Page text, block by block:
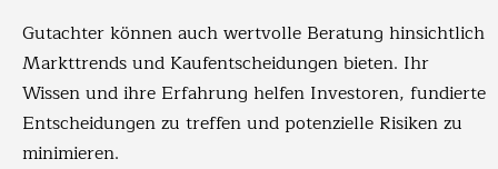
Gutachter können auch wertvolle Beratung hinsichtlich
Markttrends und Kaufentscheidungen bieten. Ihr
Wissen und ihre Erfahrung helfen Investoren, fundierte
Entscheidungen zu treffen und potenzielle Risiken zu
minimieren.